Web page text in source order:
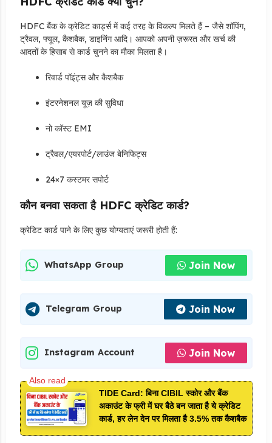
HDFC बैंक के क्रेडिट कार्ड्स में कई तरह के विकल्प मिलते हैं – जैसे शॉपिंग,
ट्रैवल, फ्यूल, कैशबैक, डाइनिंग आदि। आपको अपनी ज़रूरत और खर्च की
आदतों के हिसाब से कार्ड चुनने का मौका मिलता है।
रिवार्ड पॉइंट्स और कैशबैक
इंटरनेशनल यूज़ की सुविधा
नो कॉस्ट EMI
ट्रैवल/एयरपोर्ट/लाउंज बेनिफिट्स
24×7 कस्टमर सपोर्ट
कौन बनवा सकता है HDFC क्रेडिट कार्ड?
क्रेडिट कार्ड पाने के लिए कुछ योग्यताएं जरूरी होती हैं:
WhatsApp Group Join Now
Telegram Group Join Now
Instagram Account Join Now
TIDE Card: बिना CIBIL स्कोर और बैंक
अकाउंट के फ्री में घर बैठे बन जाता है ये क्रेडिट
कार्ड, हर लेन देन पर मिलता है 3.5% तक कैशबैक